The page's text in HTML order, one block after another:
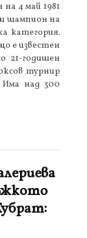
4 май 1981
шампион на
категория.
е известен
21-годишен
турнир
Има над 300